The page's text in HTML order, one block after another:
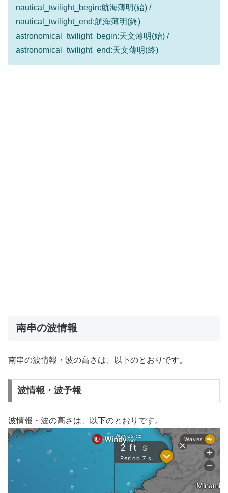
nautical_twilight_begin:航海薄明(始) /
nautical_twilight_end:航海薄明(終)
astronomical_twilight_begin:天文薄明(始) /
astronomical_twilight_end:天文薄明(終)
南串の波情報
南串の波情報・波の高さは、以下のとおりです。
波情報・波予報
波情報・波の高さは、以下のとおりです。